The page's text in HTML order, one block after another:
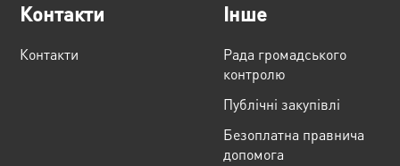
Контакти
Контакти
Інше
Рада громадського
контролю
Публічні закупівлі
Безоплатна правнича
допомога